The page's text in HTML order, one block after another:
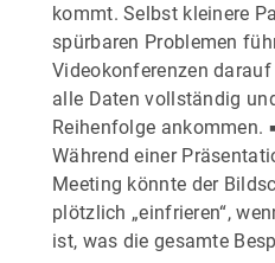
kommt. Selbst kleinere
spürbaren Problemen
Videokonferenzen
alle Daten vollständig
Reihenfolge ankommen.
Während einer
Meeting könnte der
plötzlich „einfrieren“,
ist, was die gesamte